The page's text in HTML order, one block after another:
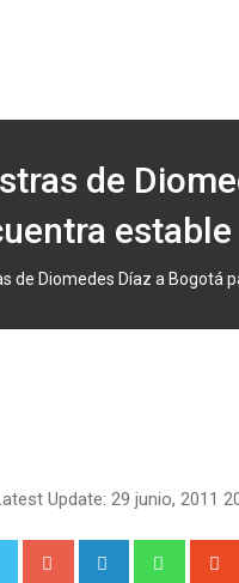
de
estable
de Diomedes Díaz a Bogotá
Update: 29 junio, 2011
Google+ LinkedIn